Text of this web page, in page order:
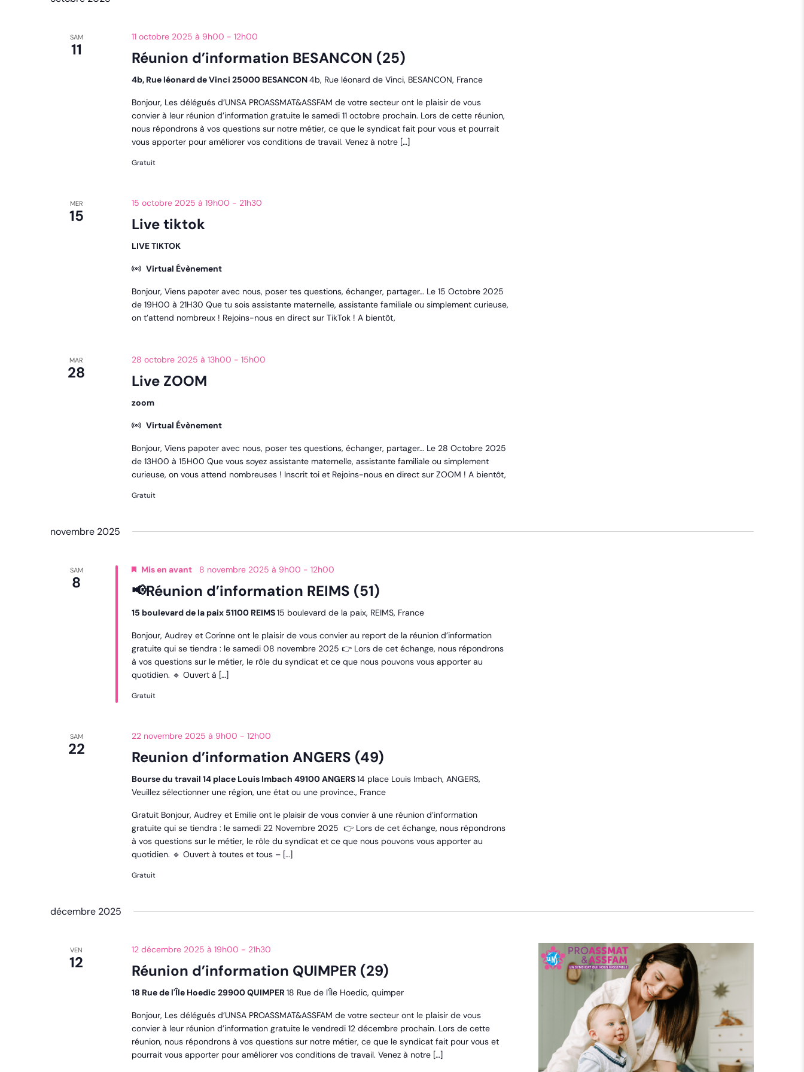
SAM
11
11 octobre 2025 à 9h00 - 12h00
Réunion d’information BESANCON (25)
4b, Rue léonard de Vinci 25000 BESANCON4b, Rue léonard de Vinci, BESANCON, France
Bonjour, Les délégués d’UNSA PROASSMAT&ASSFAM de votre secteur ont le plaisir de vous
convier à leur réunion d’information gratuite le samedi 11 octobre prochain. Lors de cette réunion,
nous répondrons à vos questions sur notre métier, ce que le syndicat fait pour vous et pourrait
vous apporter pour améliorer vos conditions de travail. Venez à notre […]
Gratuit
MER
15
15 octobre 2025 à 19h00 - 21h30
Live tiktok
LIVE TIKTOK
Virtual Évènement
Bonjour, Viens papoter avec nous, poser tes questions, échanger, partager… Le 15 Octobre 2025
de 19H00 à 21H30 Que tu sois assistante maternelle, assistante familiale ou simplement curieuse,
on t’attend nombreux ! Rejoins-nous en direct sur TikTok ! A bientôt,
MAR
28
28 octobre 2025 à 13h00 - 15h00
Live ZOOM
zoom
Virtual Évènement
Bonjour, Viens papoter avec nous, poser tes questions, échanger, partager… Le 28 Octobre 2025
de 13H00 à 15H00 Que vous soyez assistante maternelle, assistante familiale ou simplement
curieuse, on vous attend nombreuses ! Inscrit toi et Rejoins-nous en direct sur ZOOM ! A bientôt,
Gratuit
novembre 2025
SAM
8
Mis en avant 8 novembre 2025 à 9h00 - 12h00
📢Réunion d’information REIMS (51)
15 boulevard de la paix 51100 REIMS15 boulevard de la paix, REIMS, France
Bonjour, Audrey et Corinne ont le plaisir de vous convier au report de la réunion d’information
gratuite qui se tiendra : le samedi 08 novembre 2025 👉 Lors de cet échange, nous répondrons
à vos questions sur le métier, le rôle du syndicat et ce que nous pouvons vous apporter au
quotidien. 🔹 Ouvert à […]
Gratuit
SAM
22
22 novembre 2025 à 9h00 - 12h00
Reunion d’information ANGERS (49)
Bourse du travail 14 place Louis Imbach 49100 ANGERS14 place Louis Imbach, ANGERS,
Veuillez sélectionner une région, une état ou une province., France
Gratuit Bonjour, Audrey et Emilie ont le plaisir de vous convier à une réunion d’information
gratuite qui se tiendra : le samedi 22 Novembre 2025 👉 Lors de cet échange, nous répondrons
à vos questions sur le métier, le rôle du syndicat et ce que nous pouvons vous apporter au
quotidien. 🔹 Ouvert à toutes et tous – […]
Gratuit
décembre 2025
VEN
12
12 décembre 2025 à 19h00 - 21h30
Réunion d’information QUIMPER (29)
18 Rue de l'Île Hoedic 29900 QUIMPER 18 Rue de l'Île Hoedic, quimper
Bonjour, Les délégués d’UNSA PROASSMAT&ASSFAM de votre secteur ont le plaisir de vous
convier à leur réunion d’information gratuite le vendredi 12 décembre prochain. Lors de cette
réunion, nous répondrons à vos questions sur notre métier, ce que le syndicat fait pour vous et
pourrait vous apporter pour améliorer vos conditions de travail. Venez à notre […]